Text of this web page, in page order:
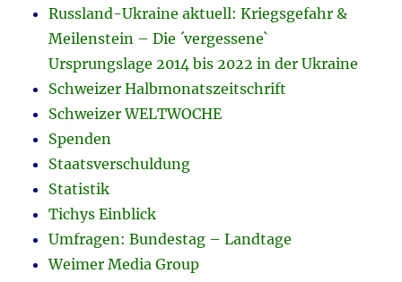
Russland-Ukraine aktuell: Kriegsgefahr &
Meilenstein – Die ´vergessene`
Ursprungslage 2014 bis 2022 in der Ukraine
Schweizer Halbmonatszeitschrift
Schweizer WELTWOCHE
Spenden
Staatsverschuldung
Statistik
Tichys Einblick
Umfragen: Bundestag – Landtage
Weimer Media Group